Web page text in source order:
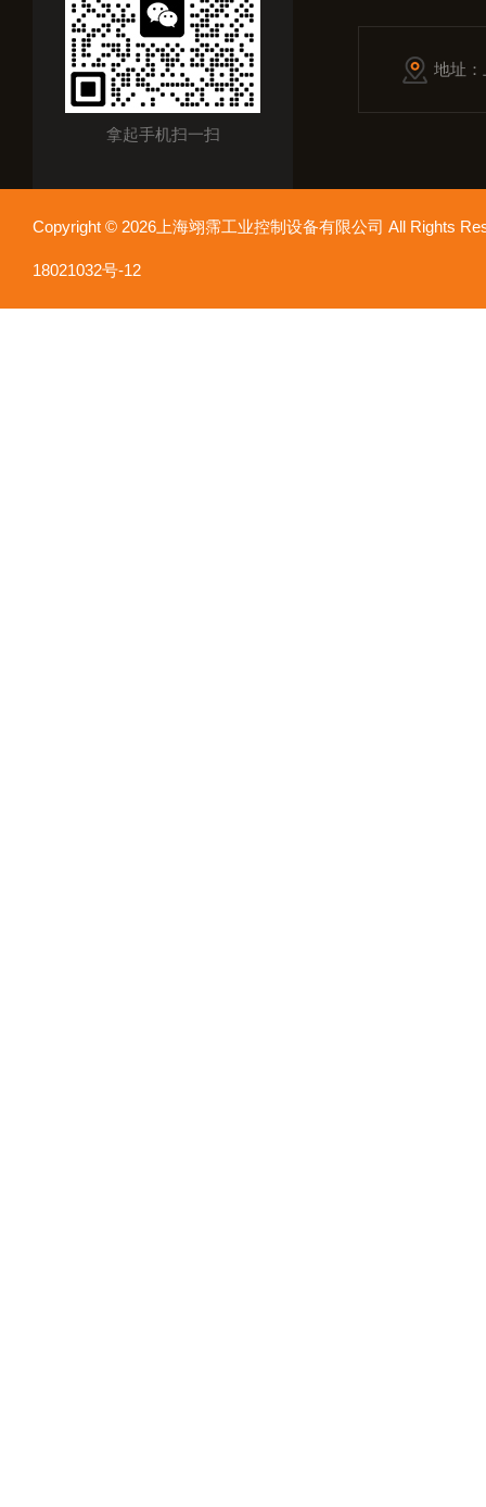
拿起手机扫一扫
地址
Copyright © 2026上海翊霈工业控制设备有限公司 All Rights
18021032号-12